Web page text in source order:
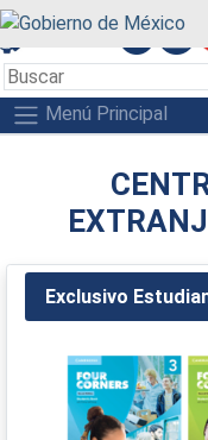
Menú Principal
Exclusivo